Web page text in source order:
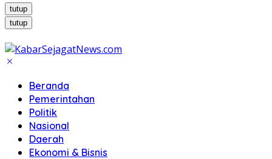
tutup
tutup
Beranda
Pemerintahan
Politik
Nasional
Daerah
Ekonomi & Bisnis